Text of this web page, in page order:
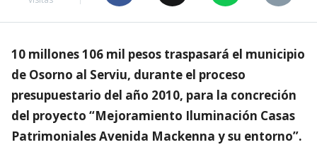
10 millones 106 mil pesos traspasará el municipio
de Osorno al Serviu, durante el proceso
presupuestario del año 2010, para la concreción
del proyecto “Mejoramiento Iluminación Casas
Patrimoniales Avenida Mackenna y su entorno”.